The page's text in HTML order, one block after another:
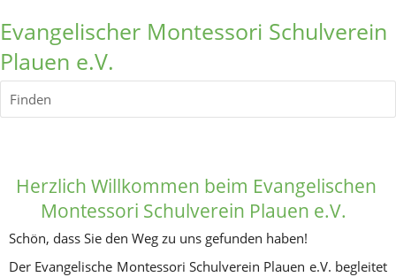
Evangelischer Montessori Schulverein
Plauen e.V.
Finden
Herzlich Willkommen beim Evangelischen
Montessori Schulverein Plauen e.V.
Schön, dass Sie den Weg zu uns gefunden haben!
Der Evangelische Montessori Schulverein Plauen e.V. begleitet